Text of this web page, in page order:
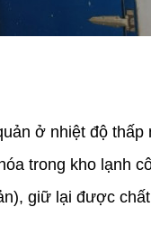
ở nhiệt độ thấp
trong kho lạnh
giữ lại được